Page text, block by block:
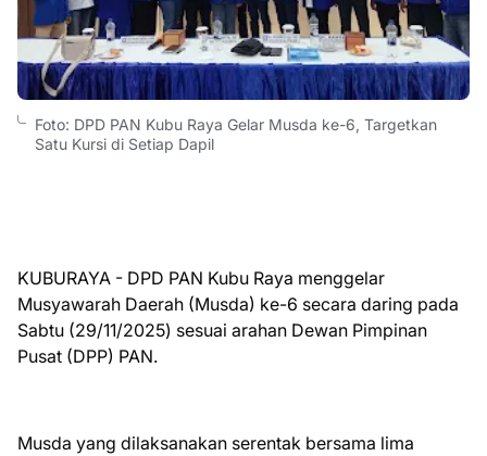
Foto: DPD PAN Kubu Raya Gelar Musda ke-6, Targetkan
Satu Kursi di Setiap Dapil
KUBURAYA - DPD PAN Kubu Raya menggelar
Musyawarah Daerah (Musda) ke-6 secara daring pada
Sabtu (29/11/2025) sesuai arahan Dewan Pimpinan
Pusat (DPP) PAN.
Musda yang dilaksanakan serentak bersama lima